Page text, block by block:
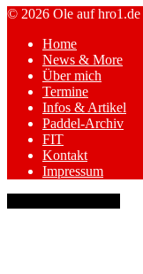
© 2026 Ole auf hro1.de
Home
News & More
Über mich
Termine
Infos & Artikel
Paddel-Archiv
FIT
Kontakt
Impressum